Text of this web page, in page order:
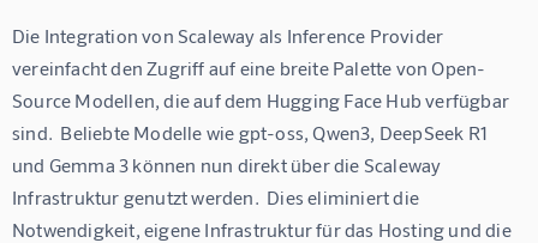
Die Integration von Scaleway als Inference Provider
vereinfacht den Zugriff auf eine breite Palette von Open-
Source Modellen, die auf dem Hugging Face Hub verfügbar
sind.  Beliebte Modelle wie gpt-oss, Qwen3, DeepSeek R1
und Gemma 3 können nun direkt über die Scaleway
Infrastruktur genutzt werden.  Dies eliminiert die
Notwendigkeit, eigene Infrastruktur für das Hosting und die